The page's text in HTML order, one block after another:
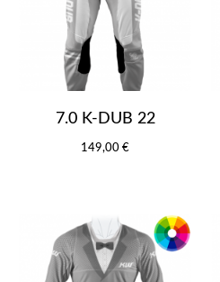
7.0 K-DUB 22
149,00 €